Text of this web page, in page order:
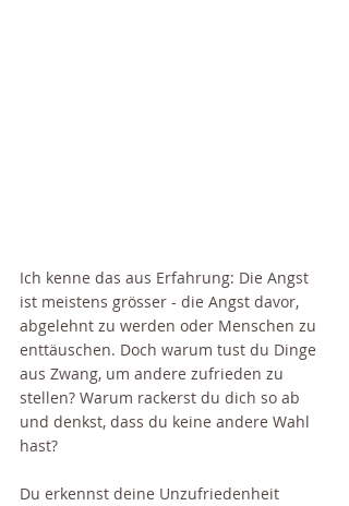
Ich kenne das aus Erfahrung: Die Angst
ist meistens grösser - die Angst davor,
abgelehnt zu werden oder Menschen zu
enttäuschen. Doch warum tust du Dinge
aus Zwang, um andere zufrieden zu
stellen? Warum rackerst du dich so ab
und denkst, dass du keine andere Wahl
hast?
Du erkennst deine Unzufriedenheit